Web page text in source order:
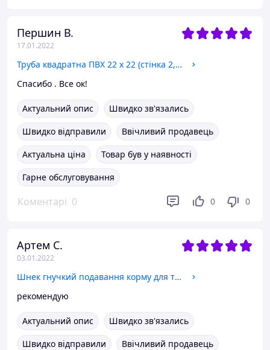
Першин В.
17.01.2022
Труба квадратна ПВХ 22 х 22 (стінка 2,2 мм)
Спасибо . Все ок!
Актуальний опис
Швидко зв'язались
Швидко відправили
Ввічливий продавець
Актуальна ціна
Товар був у наявності
Гарне обслуговування
Коментарі 0 0 0
Артем С.
03.01.2022
Шнек гнучкий подавання корму для труби d 44
рекомендую
Актуальний опис
Швидко зв'язались
Швидко відправили
Ввічливий продавець